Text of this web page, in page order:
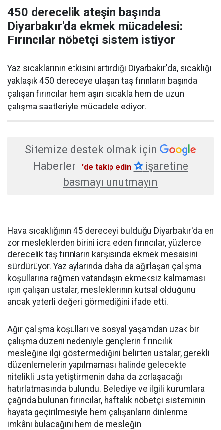
450 derecelik ateşin başında
Diyarbakır'da ekmek mücadelesi:
Fırıncılar nöbetçi sistem istiyor
Yaz sıcaklarının etkisini artırdığı Diyarbakır'da, sıcaklığı
yaklaşık 450 dereceye ulaşan taş fırınların başında
çalışan fırıncılar hem aşırı sıcakla hem de uzun
çalışma saatleriyle mücadele ediyor.
Sitemize destek olmak için
Haberler
'de takip edin ✰işaretine
basmayı unutmayın
Hava sıcaklığının 45 dereceyi bulduğu Diyarbakır'da en
zor mesleklerden birini icra eden fırıncılar, yüzlerce
derecelik taş fırınların karşısında ekmek mesaisini
sürdürüyor. Yaz aylarında daha da ağırlaşan çalışma
koşullarına rağmen vatandaşın ekmeksiz kalmaması
için çalışan ustalar, mesleklerinin kutsal olduğunu
ancak yeterli değeri görmediğini ifade etti.
Ağır çalışma koşulları ve sosyal yaşamdan uzak bir
çalışma düzeni nedeniyle gençlerin fırıncılık
mesleğine ilgi göstermediğini belirten ustalar, gerekli
düzenlemelerin yapılmaması halinde gelecekte
nitelikli usta yetiştirmenin daha da zorlaşacağı
hatırlatmasında bulundu. Belediye ve ilgili kurumlara
çağrıda bulunan fırıncılar, haftalık nöbetçi sisteminin
hayata geçirilmesiyle hem çalışanların dinlenme
imkânı bulacağını hem de mesleğin